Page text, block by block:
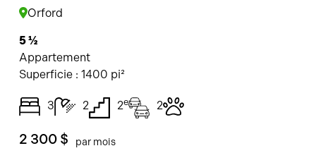
Orford
5 ½
Appartement
Superficie : 1400 pi²
3 2 2e 2
2 300 $ par mois